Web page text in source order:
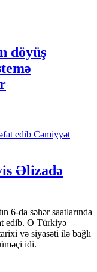
döyüş
Cəmiyyət
Əlizadə
6-da səhər saatlarında
edib. O Türkiyə
və siyasəti ilə bağlı
idi.